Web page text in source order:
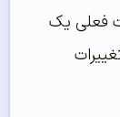
فعلی یک